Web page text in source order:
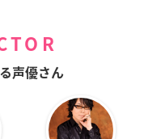
声優さん